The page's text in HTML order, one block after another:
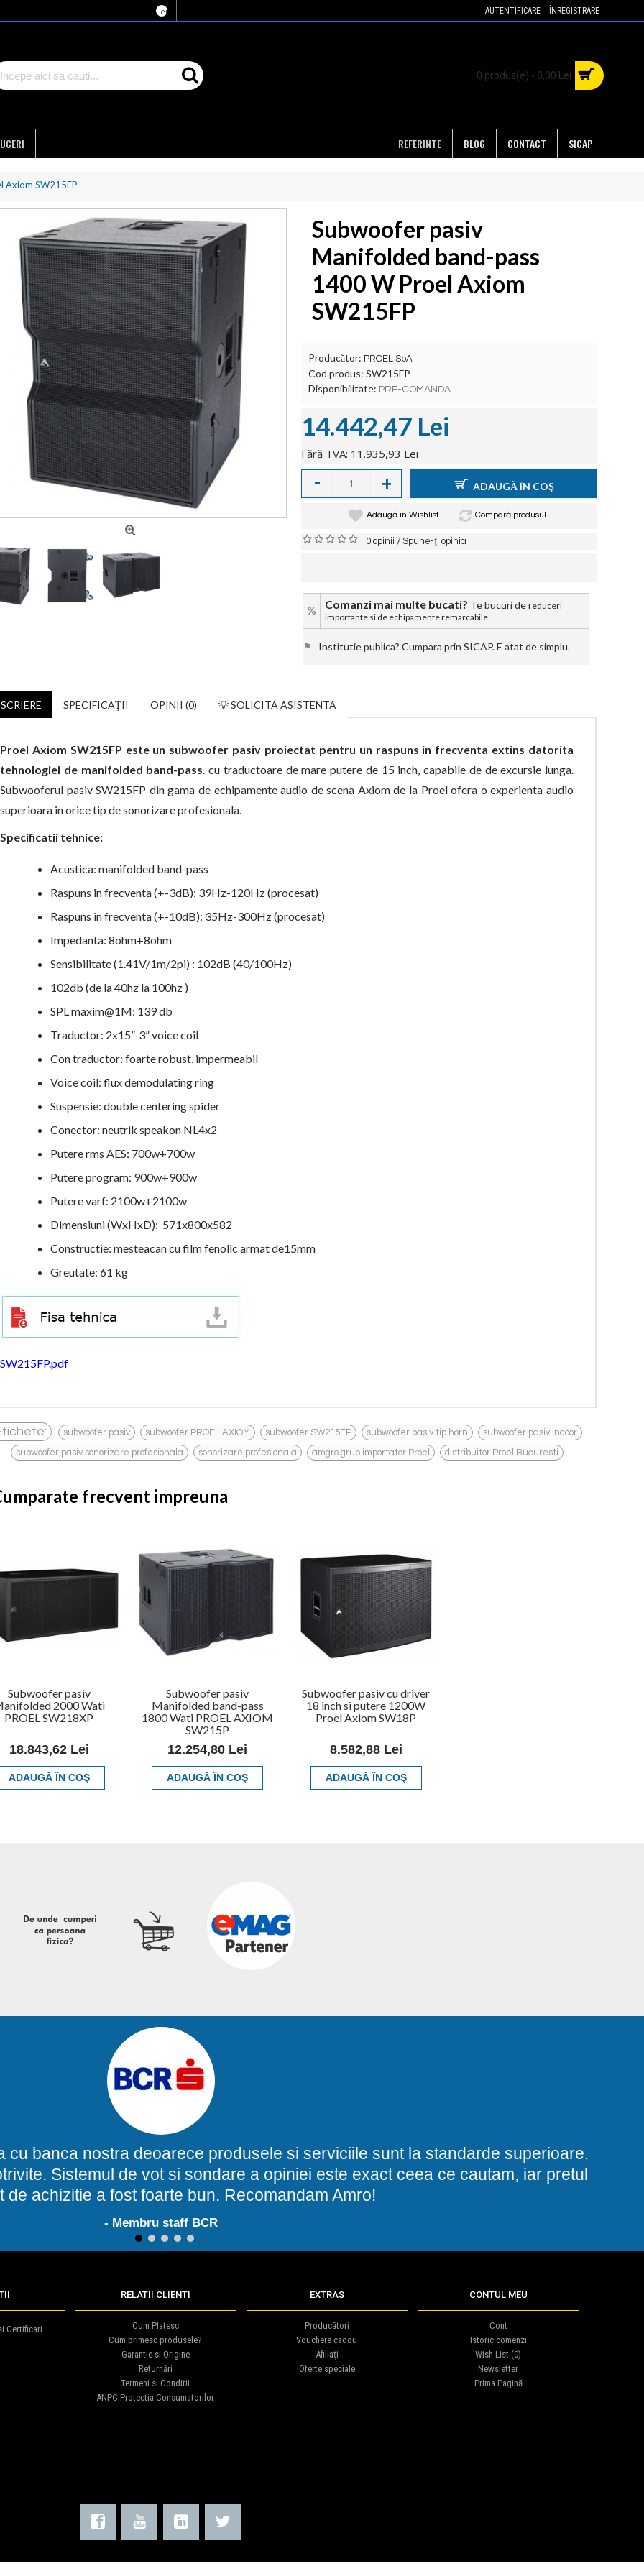
Lei AUTENTIFICARE ÎNREGISTRARE
0 produs(e) - 0,00 Lei
SICAP
CONTACT
BLOG
REFERINTE
Axiom SW215FP
Subwoofer pasiv
Manifolded band-pass
1400 W Proel Axiom
SW215FP
Producător: PROEL SpA
Cod produs: SW215FP
Disponibilitate: PRE-COMANDA
14.442,47 Lei
Fără TVA: 11.935,93 Lei
- + ADAUGĂ ÎN COŞ
Adaugă in Wishlist Compară produsul
0 opinii /Spune-ţi opinia
% Comanzi mai multe bucati? Te bucuri de reduceri
importante si de echipamente remarcabile.
⚑ Institutie publica? Cumpara prin SICAP. E atat de simplu.
SPECIFICAŢII OPINII (0) 💡 SOLICITA ASISTENTA
Proel Axiom SW215FP este un subwoofer pasiv proiectat pentru un raspuns in frecventa extins datorita
tehnologiei de manifolded band-pass. cu traductoare de mare putere de 15 inch, capabile de de excursie lunga.
Subwooferul pasiv SW215FP din gama de echipamente audio de scena Axiom de la Proel ofera o experienta audio
superioara in orice tip de sonorizare profesionala.
Specificatii tehnice:
Acustica: manifolded band-pass
Raspuns in frecventa (+-3dB): 39Hz-120Hz (procesat)
Raspuns in frecventa (+-10dB): 35Hz-300Hz (procesat)
Impedanta: 8ohm+8ohm
Sensibilitate (1.41V/1m/2pi) : 102dB (40/100Hz)
102db (de la 40hz la 100hz )
SPL maxim@1M: 139 db
Traductor: 2x15”-3” voice coil
Con traductor: foarte robust, impermeabil
Voice coil: flux demodulating ring
Suspensie: double centering spider
Conector: neutrik speakon NL4x2
Putere rms AES: 700w+700w
Putere program: 900w+900w
Putere varf: 2100w+2100w
Dimensiuni (WxHxD): 571x800x582
Constructie: mesteacan cu film fenolic armat de15mm
Greutate: 61 kg
SW215FP.pdf
subwoofer pasiv subwoofer PROEL AXIOM subwoofer SW215FP subwoofer pasiv tip horn subwoofer pasiv indoor
subwoofer pasiv sonorizare profesionala , sonorizare profesionala , amgro grup importator Proel , distribuitor Proel Bucuresti
frecvent impreuna
Subwoofer pasiv
2000 Wati
PROEL SW218XP
18.843,62 Lei
ADAUGĂ ÎN COŞ
Subwoofer pasiv
Manifolded band-pass
1800 Wati PROEL AXIOM
SW215P
12.254,80 Lei
ADAUGĂ ÎN COŞ
Subwoofer pasiv cu driver
18 inch si putere 1200W
Proel Axiom SW18P
8.582,88 Lei
ADAUGĂ ÎN COŞ
cu banca nostra deoarece produsele si serviciile sunt la standarde superioare.
Sistemul de vot si sondare a opiniei este exact ceea ce cautam, iar pretul
de achizitie a fost foarte bun. Recomandam Amro!
- Membru staff BCR
1 2 3 4 5
Certificari
RELATII CLIENTI
Cum Platesc
Cum primesc produsele?
Garantie si Origine
Returnări
Termeni si Conditii
ANPC-Protectia Consumatorilor
EXTRAS
Producători
Vouchere cadou
Afiliaţi
Oferte speciale
CONTUL MEU
Cont
Istoric comenzi
Wish List (0)
Newsletter
Prima Pagină